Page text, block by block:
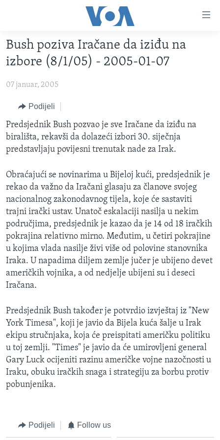
glavni
sadržaj
na
navigaciju
Idi
na
pretragu
TV PROGRAM
FOTOGRAFIJE DANA
VIJESTI
SJEDINJENE AMERIČKE DRŽAVE
BOSNA I HERCEGOVINA
NAUKA I TEHNOLOGIJA
SPECIJALNI PROJEKTI
SLOBODA MEDIJA
ŽENSKA STRANA
IZBJEGLIČKA STRANA
MAGAZIN
O GLASU AMERIKE
Learning English
Jezici
Bush poziva Iračane da iziđu na
izbore (8/1/05) - 2005-01-07
07 januar, 2005
Podijeli
Predsjednik Bush pozvao je sve Iračane da iziđu na
birališta, rekavši da dolazeći izbori 30. siječnja
predstavljaju povijesni trenutak nade za Irak.
Obraćajući se novinarima u Bijeloj kući, predsjednik je
rekao da važno da Iračani glasaju za članove svojeg
nacionalnog zakonodavnog tijela, koje će sastaviti
trajni irački ustav. Unatoč eskalaciji nasilja u nekim
područjima, predsjednik je kazao da je 14 od 18 iračkih
pokrajina relativno mirno. Međutim, u četiri pokrajine
u kojima vlada nasilje živi više od polovine stanovnika
Iraka. U napadima diljem zemlje jučer je ubijeno devet
američkih vojnika, a od nedjelje ubijeni su i deseci
Iračana.
Predsjednik Bush također je potvrdio izvještaj iz "New
York Timesa", koji je javio da Bijela kuća šalje u Irak
ekipu stručnjaka, koja će preispitati američku politiku
u toj zemlji. "Times" je javio da će umirovljeni general
Gary Luck ocijeniti razinu američke vojne nazočnosti u
Iraku, obuku iračkih snaga i strategiju za borbu protiv
pobunjenika.
Podijeli Follow us